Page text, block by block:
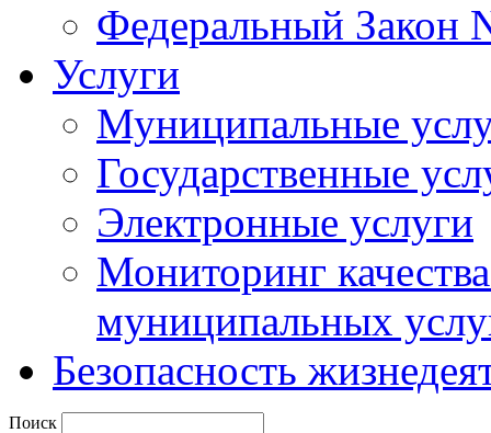
Федеральный Закон
Услуги
Муниципальные
Государственные
Электронные услуги
Мониторинг
муниципальных
Безопасность
Поиск